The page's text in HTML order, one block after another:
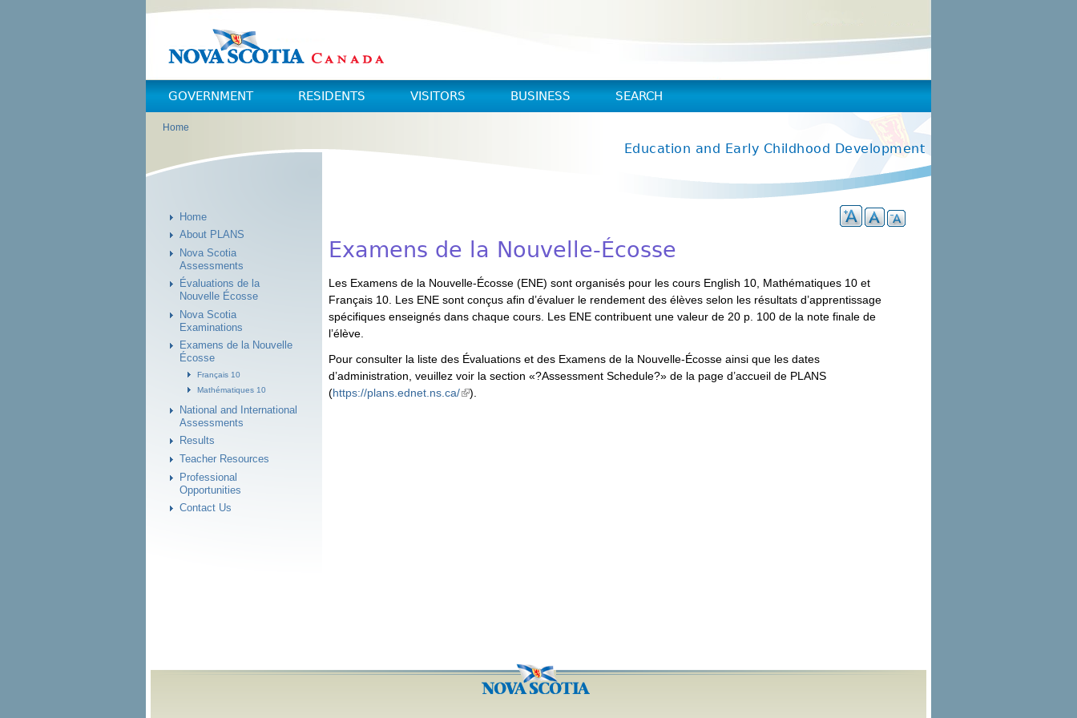
GOVERNMENT RESIDENTS VISITORS BUSINESS SEARCH
You are here
Home
Education and Early Childhood Development
Home
About PLANS
Nova Scotia
Assessments
Évaluations de la
Nouvelle Écosse
Nova Scotia
Examinations
Examens de la Nouvelle
Écosse
Français 10
Mathématiques 10
National and International
Assessments
Results
Teacher Resources
Professional
Opportunities
Contact Us
Examens de la Nouvelle-Écosse
Les Examens de la Nouvelle-Écosse (ENE) sont organisés pour les cours English 10, Mathématiques 10 et
Français 10. Les ENE sont conçus afin d’évaluer le rendement des élèves selon les résultats d’apprentissage
spécifiques enseignés dans chaque cours. Les ENE contribuent une valeur de 20 p. 100 de la note finale de
l’élève.
Pour consulter la liste des Évaluations et des Examens de la Nouvelle-Écosse ainsi que les dates
d’administration, veuillez voir la section «?Assessment Schedule?» de la page d’accueil de PLANS
(https://plans.ednet.ns.ca/ ).